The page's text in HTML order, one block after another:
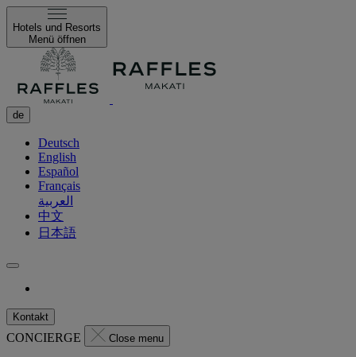
Hotels und Resorts
Menü öffnen
de
Deutsch
English
Español
Français
العربية
中文
日本語
Kontakt
CONCIERGE Close menu